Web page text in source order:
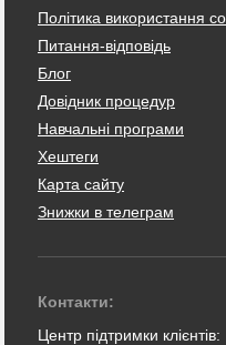
Політика використання
Питання-відповідь
Блог
Довідник процедур
Навчальні програми
Хештеги
Карта сайту
Знижки в телеграм
Контакти:
Центр підтримки клієнтів: